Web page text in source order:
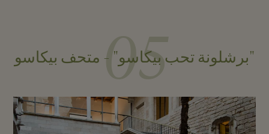
05
"برشلونة تحب بيكاسو" - متحف بيكاسو